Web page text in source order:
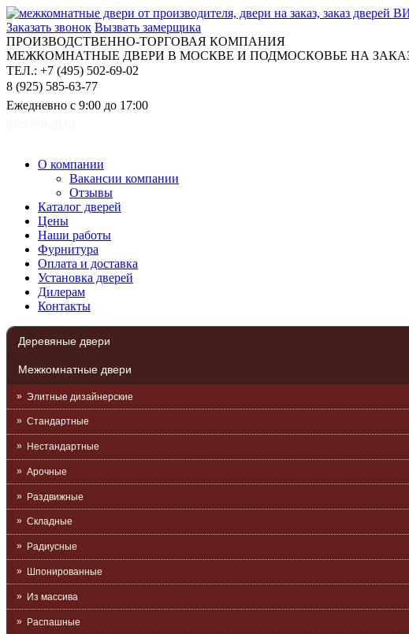
Заказать звонок Вызвать замерщика
ПРОИЗВОДСТВЕННО-ТОРГОВАЯ КОМПАНИЯ
МЕЖКОМНАТНЫЕ ДВЕРИ В МОСКВЕ И ПОДМОСКОВЬЕ НА
ТЕЛ.: +7 (495) 502-69-02
8 (925) 585-63-77
Ежедневно с 9:00 до 17:00
О компании
Вакансии компании
Отзывы
Каталог дверей
Цены
Наши работы
Фурнитура
Оплата и доставка
Установка дверей
Дилерам
Контакты
Деревяные двери
Межкомнатные двери
Элитные дизайнерские
Стандартные
Нестандартные
Арочные
Раздвижные
Складные
Радиусные
Шпонированные
Из массива
Распашные